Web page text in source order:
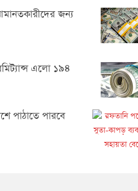
জন্য
এলো ১৯৪
পাঠাতে পারবে